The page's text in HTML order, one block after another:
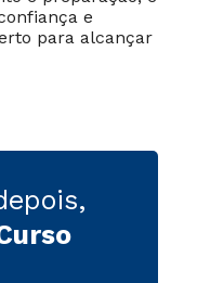
e
para alcançar